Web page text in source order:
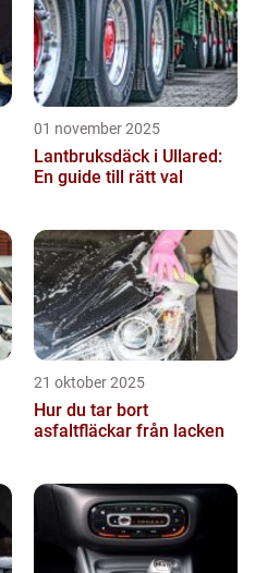
01 november 2025
Lantbruksdäck i Ullared:
En guide till rätt val
21 oktober 2025
Hur du tar bort
asfaltfläckar från lacken